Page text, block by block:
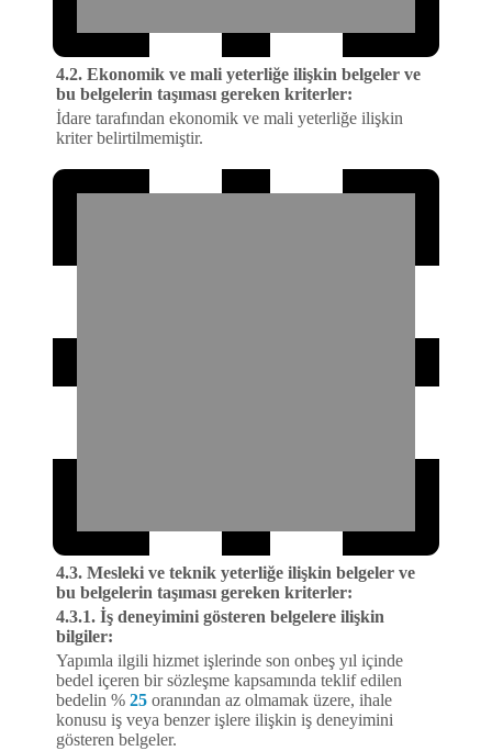
4.2. Ekonomik ve mali yeterliğe ilişkin belgeler ve
bu belgelerin taşıması gereken kriterler:
İdare tarafından ekonomik ve mali yeterliğe ilişkin
kriter belirtilmemiştir.
4.3. Mesleki ve teknik yeterliğe ilişkin belgeler ve
bu belgelerin taşıması gereken kriterler:
4.3.1. İş deneyimini gösteren belgelere ilişkin
bilgiler:
Yapımla ilgili hizmet işlerinde son onbeş yıl içinde
bedel içeren bir sözleşme kapsamında teklif edilen
bedelin % 25 oranından az olmamak üzere, ihale
konusu iş veya benzer işlere ilişkin iş deneyimini
gösteren belgeler.